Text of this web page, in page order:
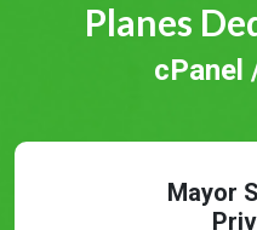
Planes
cPanel